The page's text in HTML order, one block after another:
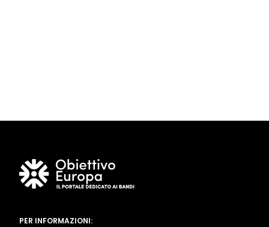
PER INFORMAZIONI: